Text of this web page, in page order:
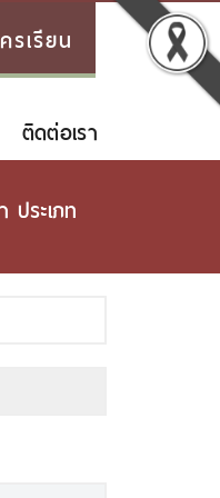
รเรียน
ติดต่อเรา
ประเภท